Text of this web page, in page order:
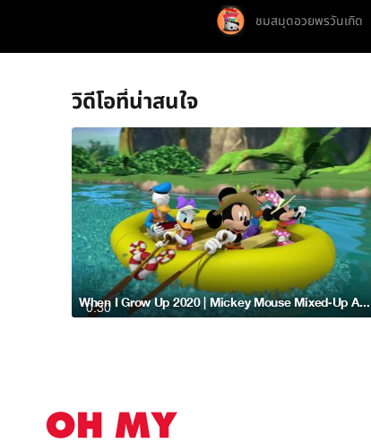
ชมสมุดอวยพรวันเกิด
วิดีโอที่น่าสนใจ
0:30 When I Grow Up 2020 | Mickey Mouse Mixed-Up Adventures